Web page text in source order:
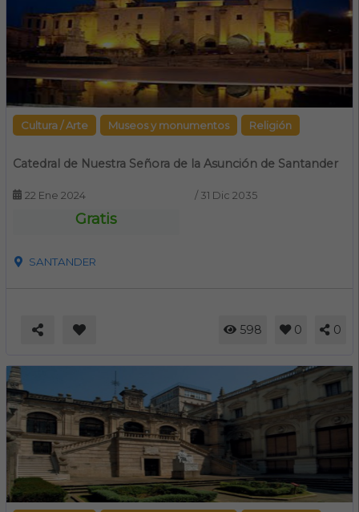
Cultura / Arte Museos y monumentos Religión
Catedral de Nuestra Señora de la Asunción de Santander
22 Ene 2024 / 31 Dic 2035
Gratis
SANTANDER
598 0 0